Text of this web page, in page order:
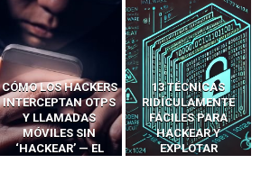
CÓMO LOS HACKERS
INTERCEPTAN OTPS
Y LLAMADAS
MÓVILES SIN
‘HACKEAR’ — EL
13 TÉCNICAS
RIDÍCULAMENTE
FÁCILES PARA
HACKEAR Y
EXPLOTAR